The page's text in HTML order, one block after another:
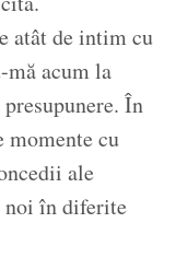
atât de intim cu
acum la
În
momente cu
ale
noi în diferite